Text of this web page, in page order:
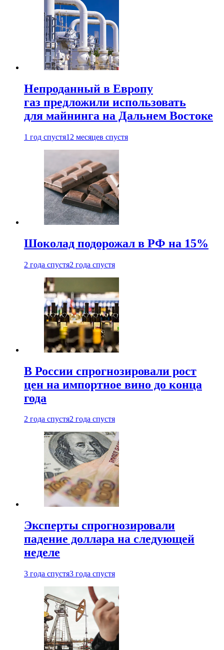
Непроданный в Европу
газ предложили использовать
для майнинга на Дальнем Востоке
1 год спустя12 месяцев спустя
Шоколад подорожал в РФ на 15%
2 года спустя2 года спустя
В России спрогнозировали рост
цен на импортное вино до конца
года
2 года спустя2 года спустя
Эксперты спрогнозировали
падение доллара на следующей
неделе
3 года спустя3 года спустя